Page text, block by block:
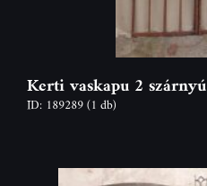
Kerti vaskapu 2 szárnyú
ID: 189289(1 db)